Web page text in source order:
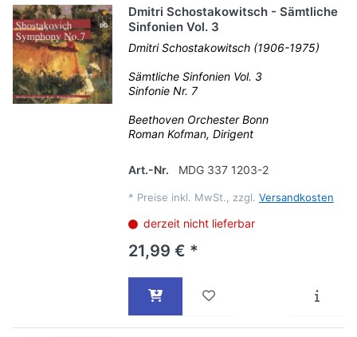
Dmitri Schostakowitsch - Sämtliche
Sinfonien Vol. 3
Dmitri Schostakowitsch (1906-1975)
Sämtliche Sinfonien Vol. 3
Sinfonie Nr. 7
Beethoven Orchester Bonn
Roman Kofman, Dirigent
Art.-Nr. MDG 337 1203-2
* Preise inkl. MwSt., zzgl. Versandkosten
derzeit nicht lieferbar
21,99 € *